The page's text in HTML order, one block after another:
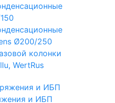
Ø200/250
колонки
WertRus
и ИБП